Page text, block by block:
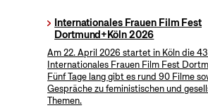
Internationales Frauen Film Fest
Dortmund+Köln 2026
Am 22. April 2026 startet in Köln die
Internationales Frauen Film Fest
Fünf Tage lang gibt es rund 90 Filme
Gespräche zu feministischen und
Themen.